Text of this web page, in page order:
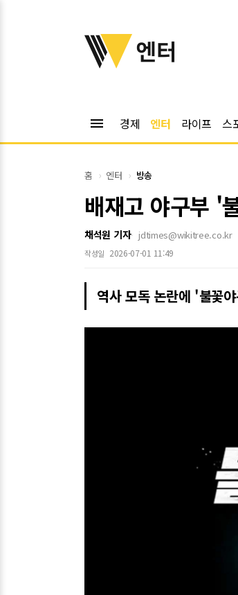
위키트리
엔터
menu 경제 엔터 라이프 스
홈 엔터 방송
배재고 야구부 '
채석원 기자 jdtimes@wikitree.co.kr
작성일 2026-07-01 11:49
역사 모독 논란에 '불꽃